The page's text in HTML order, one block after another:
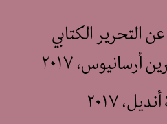
التحرير الكتابي
٢٠١٧
٢٠١٧